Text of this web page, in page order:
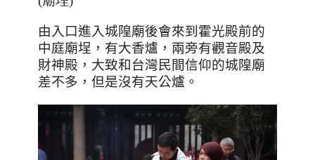
由入口進入城隍廟後會來到霍光殿前的
中庭廟埕，有大香爐，兩旁有觀音殿及
財神殿，大致和台灣民間信仰的城隍廟
差不多，但是沒有天公爐。